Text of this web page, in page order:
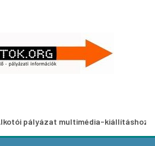
multimédia-kiállításhoz